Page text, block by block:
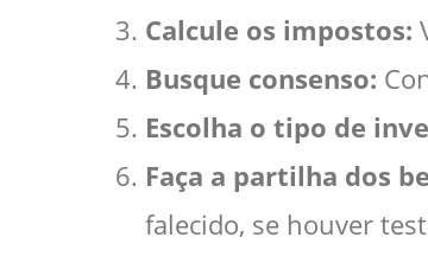
Calcule os impostos:
Busque consenso:
Escolha o tipo de
Faça a partilha dos
falecido, se houver